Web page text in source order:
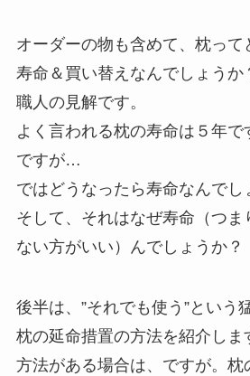
オーダーの物も含めて、枕って
寿命＆買い替えなんでしょうか
職人の見解です。
よく言われる枕の寿命は５年
ですが…
ではどうなったら寿命なんでし
そして、それはなぜ寿命（つま
ない方がいい）んでしょうか？
後半は、”それでも使う”という
枕の延命措置の方法を紹介しま
方法がある場合は、ですが。枕